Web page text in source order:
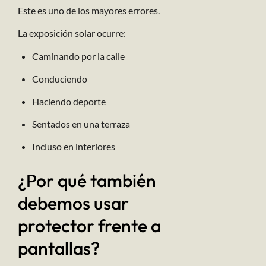
Este es uno de los mayores errores.
La exposición solar ocurre:
Caminando por la calle
Conduciendo
Haciendo deporte
Sentados en una terraza
Incluso en interiores
¿Por qué también
debemos usar
protector frente a
pantallas?